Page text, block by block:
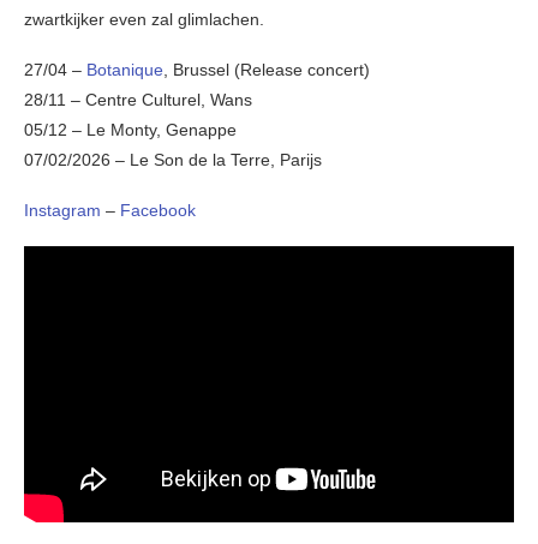
zwartkijker even zal glimlachen.
27/04 – Botanique , Brussel (Release concert)
28/11 – Centre Culturel, Wans
05/12 – Le Monty, Genappe
07/02/2026 – Le Son de la Terre, Parijs
Instagram – Facebook